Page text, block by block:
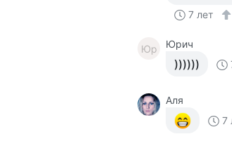
7 лет
Юр Юрич
))))))
Аля
7